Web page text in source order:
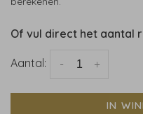
Of vul direct het aantal
Aantal: +
-
IN